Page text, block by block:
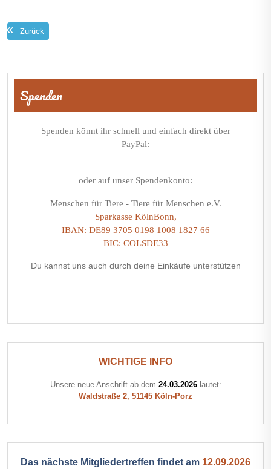
Zurück
Beitragsnavigation
Spenden
Spenden könnt ihr schnell und einfach direkt über
PayPal:
oder auf unser Spendenkonto:
Menschen für Tiere - Tiere für Menschen e.V.
Sparkasse KölnBonn,
IBAN: DE89 3705 0198 1008 1827 66
BIC: COLSDE33
Du kannst uns auch durch deine Einkäufe unterstützen
WICHTIGE INFO
Unsere neue Anschrift ab dem 24.03.2026lautet:
Waldstraße 2, 51145 Köln-Porz
Das nächste Mitgliedertreffen findet am 12.09.2026